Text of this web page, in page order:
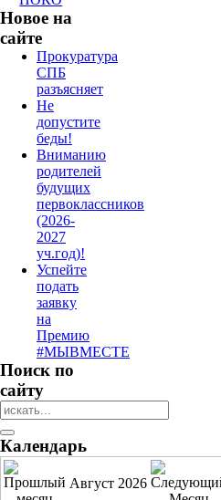
Новое на
сайте
Прокуратура
СПБ
разъясняет
Не
допустите
беды!
Вниманию
родителей
будущих
первоклассников
(2026-
2027
уч.год)!
Успейте
подать
заявку
на
Премию
#МЫВМЕСТЕ
Поиск по
сайту
Календарь
Август 2026